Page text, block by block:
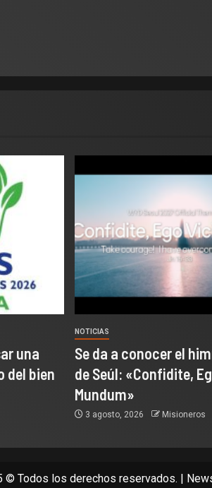
una
del bien
NOTICIAS
Se da a conocer el
de Seúl: «Confidite,
Mundum»
3 agosto, 2026 Misioneros
© Todos los derechos reservados. |